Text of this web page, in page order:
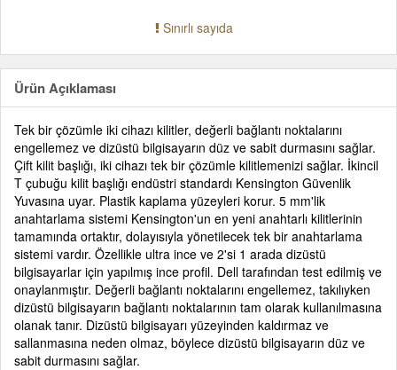
Sınırlı sayıda
Ürün Açıklaması
Tek bir çözümle iki cihazı kilitler, değerli bağlantı noktalarını
engellemez ve dizüstü bilgisayarın düz ve sabit durmasını sağlar.
Çift kilit başlığı, iki cihazı tek bir çözümle kilitlemenizi sağlar. İkincil
T çubuğu kilit başlığı endüstri standardı Kensington Güvenlik
Yuvasına uyar. Plastik kaplama yüzeyleri korur. 5 mm'lik
anahtarlama sistemi Kensington'un en yeni anahtarlı kilitlerinin
tamamında ortaktır, dolayısıyla yönetilecek tek bir anahtarlama
sistemi vardır. Özellikle ultra ince ve 2'si 1 arada dizüstü
bilgisayarlar için yapılmış ince profil. Dell tarafından test edilmiş ve
onaylanmıştır. Değerli bağlantı noktalarını engellemez, takılıyken
dizüstü bilgisayarın bağlantı noktalarının tam olarak kullanılmasına
olanak tanır. Dizüstü bilgisayarı yüzeyinden kaldırmaz ve
sallanmasına neden olmaz, böylece dizüstü bilgisayarın düz ve
sabit durmasını sağlar.